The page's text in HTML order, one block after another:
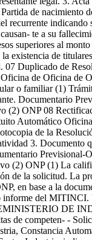
de nacimiento
recurrente indicando
te a su
superiores al
existencia de
07 Duplicado de
de Oficina de
o familiar (1)
Documentario
(2) ONP 08
Automático
de la
3. Documento
Previsional-
(2) ONP (1) La
de la solicitud. La
en base a la
informe del
DE
de competen- -
Constancia